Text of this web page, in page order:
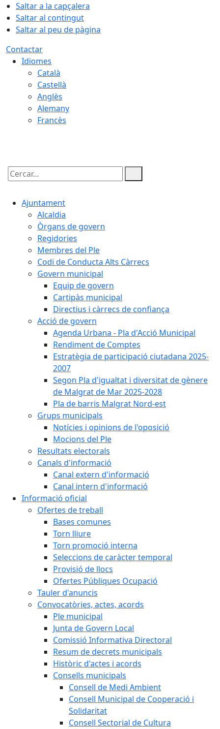
Saltar a la capçalera
Saltar al contingut
Saltar al peu de pàgina
Contactar
Idiomes
Català
Castellà
Anglès
Alemany
Francès
Cercar:
Ajuntament
Alcaldia
Òrgans de govern
Regidories
Membres del Ple
Codi de Conducta Alts Càrrecs
Govern municipal
Equip de govern
Cartipàs municipal
Directius i càrrecs de confiança
Acció de govern
Agenda Urbana - Pla d'Acció Municipal
Rendiment de Comptes
Estratègia de participació ciutadana 2025-
2007
Segon Pla d'igualtat i diversitat de gènere
de Malgrat de Mar 2025-2028
Pla de barris Malgrat Nord-est
Grups municipals
Notícies i opinions de l'oposició
Mocions del Ple
Resultats electorals
Canals d'informació
Canal extern d'informació
Canal intern d'informació
Informació oficial
Ofertes de treball
Bases comunes
Torn lliure
Torn promoció interna
Seleccions de caràcter temporal
Provisió de llocs
Ofertes Públiques Ocupació
Tauler d'anuncis
Convocatòries, actes, acords
Ple municipal
Junta de Govern Local
Comissió Informativa Directoral
Resum de decrets municipals
Històric d'actes i acords
Consells municipals
Consell de Medi Ambient
Consell Municipal de Cooperació i
Solidaritat
Consell Sectorial de Cultura